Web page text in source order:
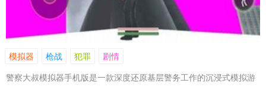
模拟器 枪战 犯罪
剧情
警察大叔模拟器手机版是一款深度还原基层警务工作的沉浸式模拟游